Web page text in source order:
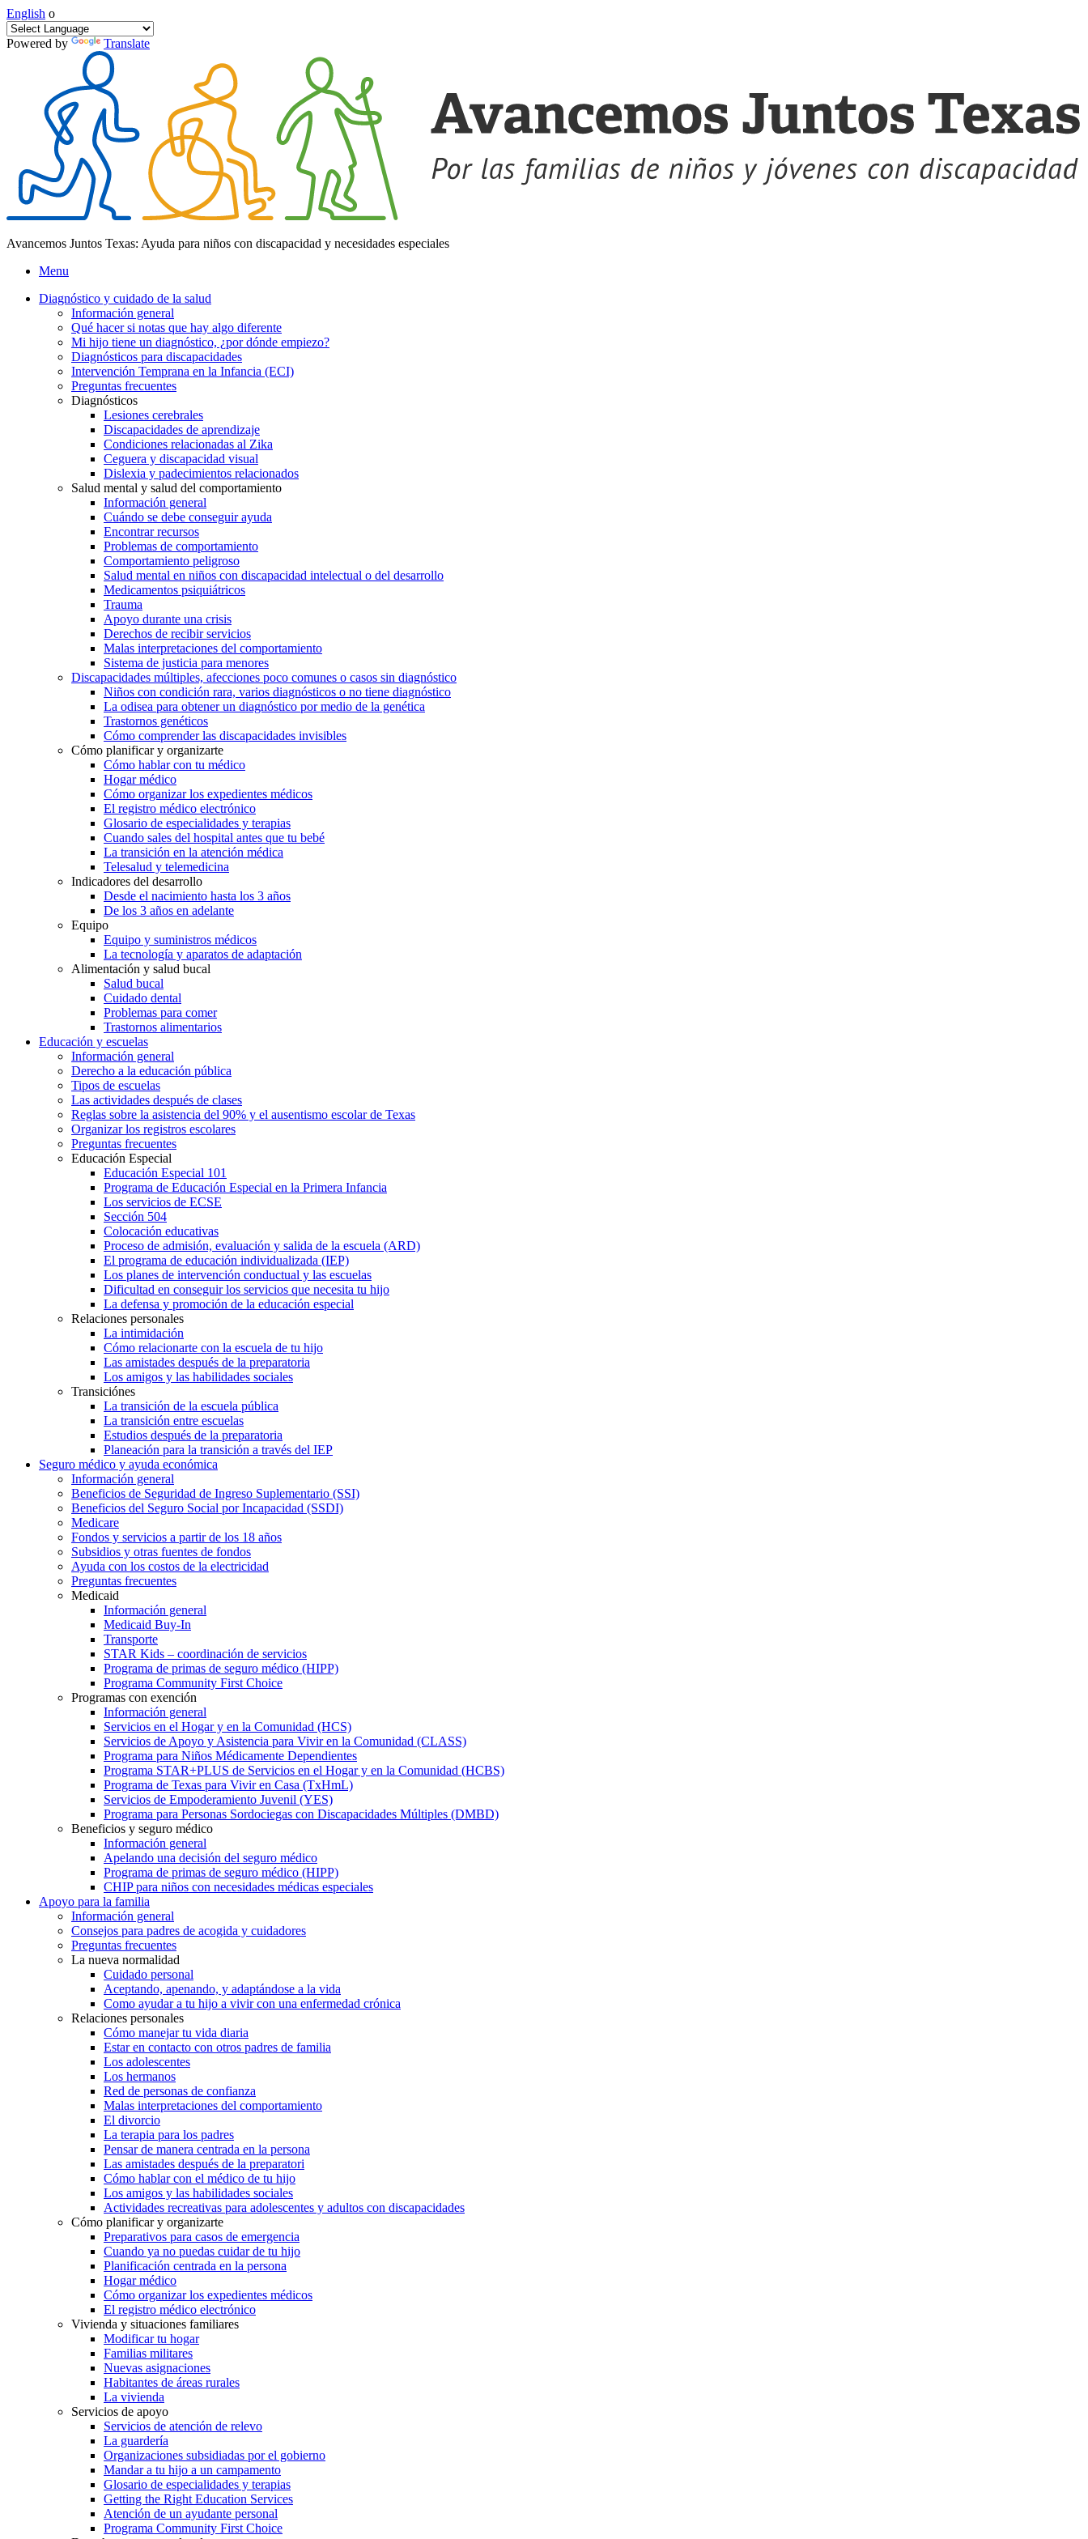
English o
Powered by Translate
Avancemos Juntos Texas: Ayuda para niños con discapacidad y necesidades especiales
Menu
Diagnóstico y cuidado de la salud
Información general
Qué hacer si notas que hay algo diferente
Mi hijo tiene un diagnóstico, ¿por dónde empiezo?
Diagnósticos para discapacidades
Intervención Temprana en la Infancia (ECI)
Preguntas frecuentes
Diagnósticos
Lesiones cerebrales
Discapacidades de aprendizaje
Condiciones relacionadas al Zika
Ceguera y discapacidad visual
Dislexia y padecimientos relacionados
Salud mental y salud del comportamiento
Información general
Cuándo se debe conseguir ayuda
Encontrar recursos
Problemas de comportamiento
Comportamiento peligroso
Salud mental en niños con discapacidad intelectual o del desarrollo
Medicamentos psiquiátricos
Trauma
Apoyo durante una crisis
Derechos de recibir servicios
Malas interpretaciones del comportamiento
Sistema de justicia para menores
Discapacidades múltiples, afecciones poco comunes o casos sin diagnóstico
Niños con condición rara, varios diagnósticos o no tiene diagnóstico
La odisea para obtener un diagnóstico por medio de la genética
Trastornos genéticos
Cómo comprender las discapacidades invisibles
Cómo planificar y organizarte
Cómo hablar con tu médico
Hogar médico
Cómo organizar los expedientes médicos
El registro médico electrónico
Glosario de especialidades y terapias
Cuando sales del hospital antes que tu bebé
La transición en la atención médica
Telesalud y telemedicina
Indicadores del desarrollo
Desde el nacimiento hasta los 3 años
De los 3 años en adelante
Equipo
Equipo y suministros médicos
La tecnología y aparatos de adaptación
Alimentación y salud bucal
Salud bucal
Cuidado dental
Problemas para comer
Trastornos alimentarios
Educación y escuelas
Información general
Derecho a la educación pública
Tipos de escuelas
Las actividades después de clases
Reglas sobre la asistencia del 90% y el ausentismo escolar de Texas
Organizar los registros escolares
Preguntas frecuentes
Educación Especial
Educación Especial 101
Programa de Educación Especial en la Primera Infancia
Los servicios de ECSE
Sección 504
Colocación educativas
Proceso de admisión, evaluación y salida de la escuela (ARD)
El programa de educación individualizada (IEP)
Los planes de intervención conductual y las escuelas
Dificultad en conseguir los servicios que necesita tu hijo
La defensa y promoción de la educación especial
Relaciones personales
La intimidación
Cómo relacionarte con la escuela de tu hijo
Las amistades después de la preparatoria
Los amigos y las habilidades sociales
Transiciónes
La transición de la escuela pública
La transición entre escuelas
Estudios después de la preparatoria
Planeación para la transición a través del IEP
Seguro médico y ayuda económica
Información general
Beneficios de Seguridad de Ingreso Suplementario (SSI)
Beneficios del Seguro Social por Incapacidad (SSDI)
Medicare
Fondos y servicios a partir de los 18 años
Subsidios y otras fuentes de fondos
Ayuda con los costos de la electricidad
Preguntas frecuentes
Medicaid
Información general
Medicaid Buy-In
Transporte
STAR Kids – coordinación de servicios
Programa de primas de seguro médico (HIPP)
Programa Community First Choice
Programas con exención
Información general
Servicios en el Hogar y en la Comunidad (HCS)
Servicios de Apoyo y Asistencia para Vivir en la Comunidad (CLASS)
Programa para Niños Médicamente Dependientes
Programa STAR+PLUS de Servicios en el Hogar y en la Comunidad (HCBS)
Programa de Texas para Vivir en Casa (TxHmL)
Servicios de Empoderamiento Juvenil (YES)
Programa para Personas Sordociegas con Discapacidades Múltiples (DMBD)
Beneficios y seguro médico
Información general
Apelando una decisión del seguro médico
Programa de primas de seguro médico (HIPP)
CHIP para niños con necesidades médicas especiales
Apoyo para la familia
Información general
Consejos para padres de acogida y cuidadores
Preguntas frecuentes
La nueva normalidad
Cuidado personal
Aceptando, apenando, y adaptándose a la vida
Como ayudar a tu hijo a vivir con una enfermedad crónica
Relaciones personales
Cómo manejar tu vida diaria
Estar en contacto con otros padres de familia
Los adolescentes
Los hermanos
Red de personas de confianza
Malas interpretaciones del comportamiento
El divorcio
La terapia para los padres
Pensar de manera centrada en la persona
Las amistades después de la preparatori
Cómo hablar con el médico de tu hijo
Los amigos y las habilidades sociales
Actividades recreativas para adolescentes y adultos con discapacidades
Cómo planificar y organizarte
Preparativos para casos de emergencia
Cuando ya no puedas cuidar de tu hijo
Planificación centrada en la persona
Hogar médico
Cómo organizar los expedientes médicos
El registro médico electrónico
Vivienda y situaciones familiares
Modificar tu hogar
Familias militares
Nuevas asignaciones
Habitantes de áreas rurales
La vivienda
Servicios de apoyo
Servicios de atención de relevo
La guardería
Organizaciones subsidiadas por el gobierno
Mandar a tu hijo a un campamento
Glosario de especialidades y terapias
Getting the Right Education Services
Atención de un ayudante personal
Programa Community First Choice